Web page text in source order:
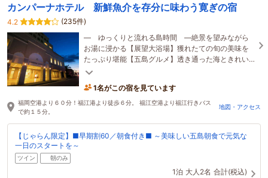
カンパーナホテル 新鮮魚介を存分に味わう寛ぎの宿
4.2
(235件)
― ゆっくりと流れる島時間 ―絶景を望みながら
お湯に浸かる【展望大浴場】獲れたての旬の美味を
たっぷり堪能【五島グルメ】透き通った海ときれい
な青空は福岡から1番近いリゾートアイランド♪
1名がこの宿を見ています
福岡空港より６０分！福江港より徒歩６分。 福江空港より福江行きバス
で約１５分。
地図・アクセス
【じゃらん限定】■早期割60／朝食付き■ ～美味しい五島朝食で元気な
一日のスタートを～
ツイン 朝のみ
1泊 大人2名 合計(税込)